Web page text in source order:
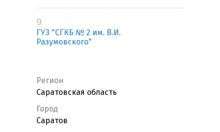
9
ГУЗ "СГКБ № 2 им. В.И.
Разумовского"
Регион
Саратовская область
Город
Саратов